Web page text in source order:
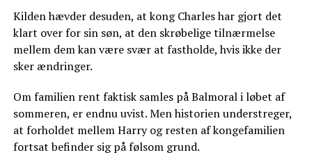
Kilden hævder desuden, at kong Charles har gjort det
klart over for sin søn, at den skrøbelige tilnærmelse
mellem dem kan være svær at fastholde, hvis ikke der
sker ændringer.
Om familien rent faktisk samles på Balmoral i løbet af
sommeren, er endnu uvist. Men historien understreger,
at forholdet mellem Harry og resten af kongefamilien
fortsat befinder sig på følsom grund.